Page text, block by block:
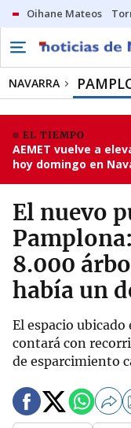
Oihane Mateos
NAVARRA
EL TIEMPO
AEMET vuelve a
hoy domingo en
El nuevo
8.000
había un
El espacio
contará con
de esparcimiento